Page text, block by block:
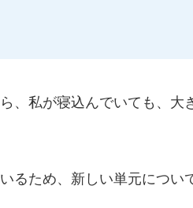
、私が寝込んでいても、大
るため、新しい単元につい